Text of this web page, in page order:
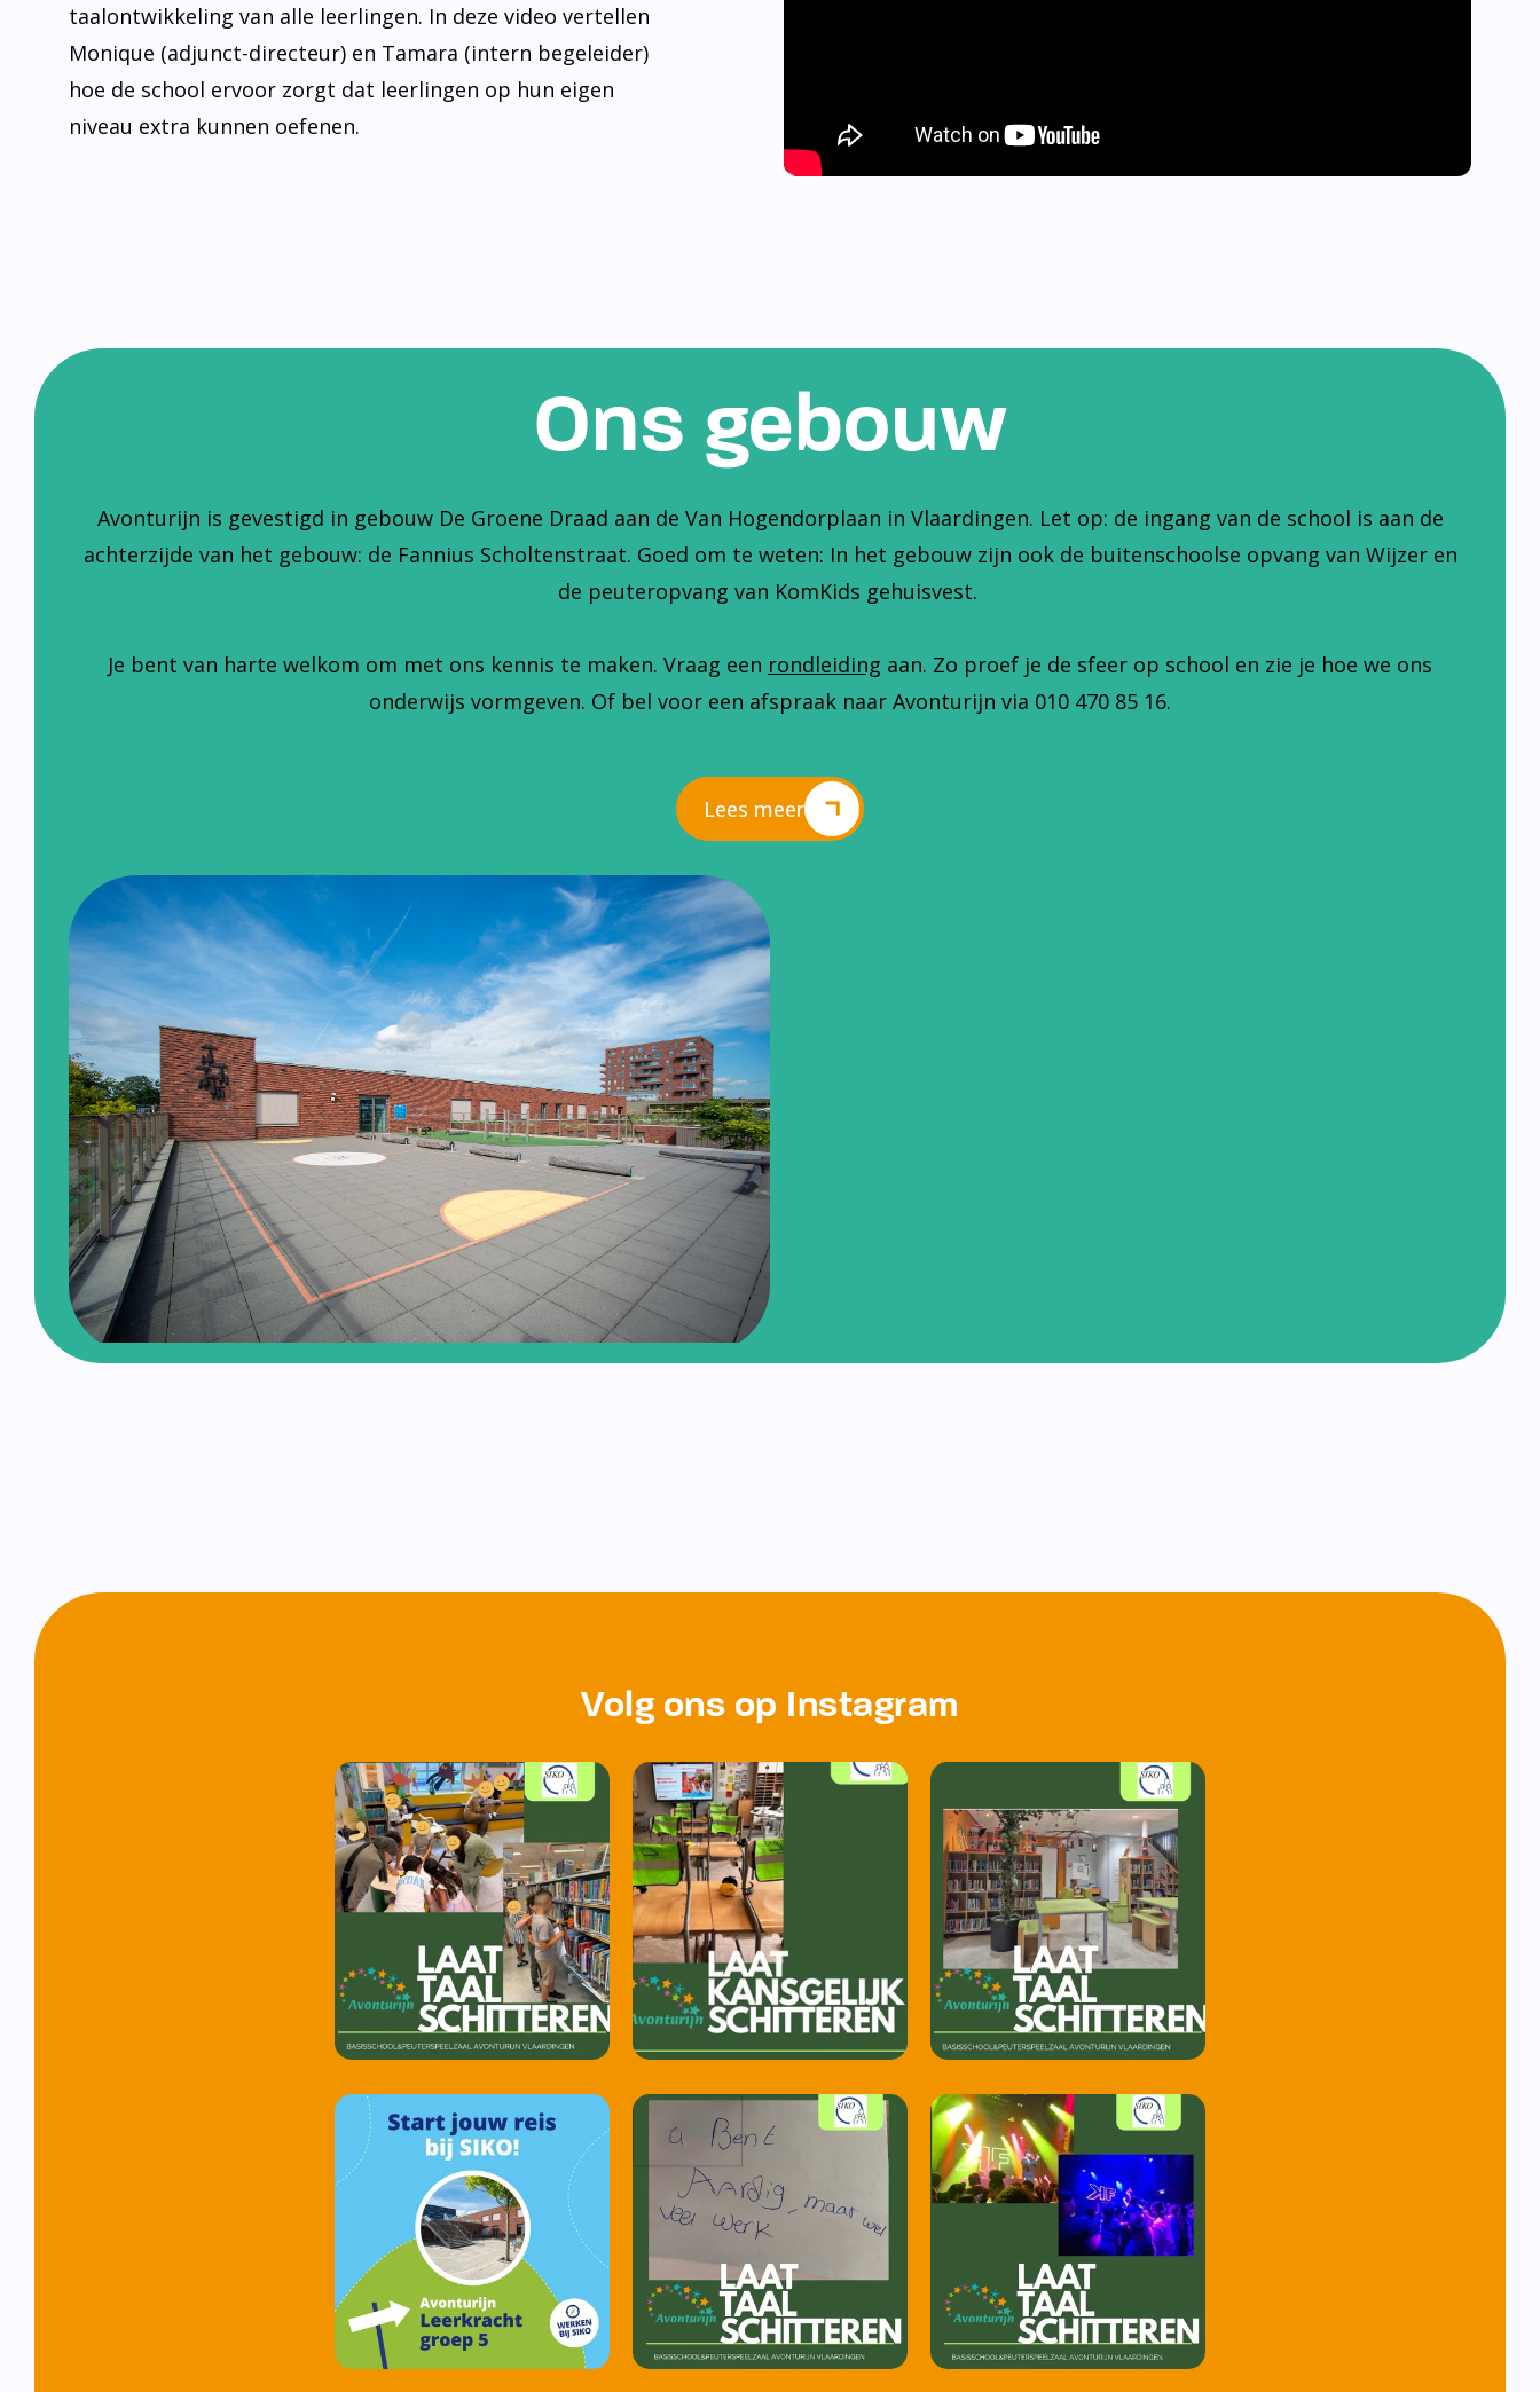
taalontwikkeling van alle leerlingen. In deze video vertellen
Monique (adjunct-directeur) en Tamara (intern begeleider)
hoe de school ervoor zorgt dat leerlingen op hun eigen
niveau extra kunnen oefenen.
Ons gebouw
Avonturijn is gevestigd in gebouw De Groene Draad aan de Van Hogendorplaan in Vlaardingen. Let op: de ingang van de school is aan de
achterzijde van het gebouw: de Fannius Scholtenstraat. Goed om te weten: In het gebouw zijn ook de buitenschoolse opvang van Wijzer en
de peuteropvang van KomKids gehuisvest.
Je bent van harte welkom om met ons kennis te maken. Vraag een rondleiding aan. Zo proef je de sfeer op school en zie je hoe we ons
onderwijs vormgeven. Of bel voor een afspraak naar Avonturijn via 010 470 85 16.
Lees meer
Volg ons op Instagram